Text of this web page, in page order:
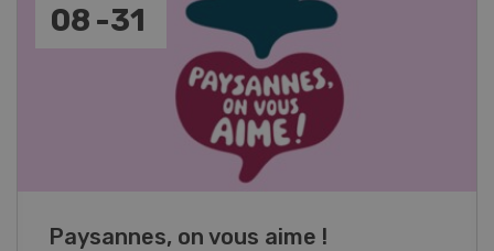
19 -28
Fachkurs Aquakultur